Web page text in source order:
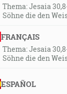
Thema: Jesaia
Söhne die den
FRANÇAIS
Thema: Jesaia
Söhne die den
ESPAÑOL